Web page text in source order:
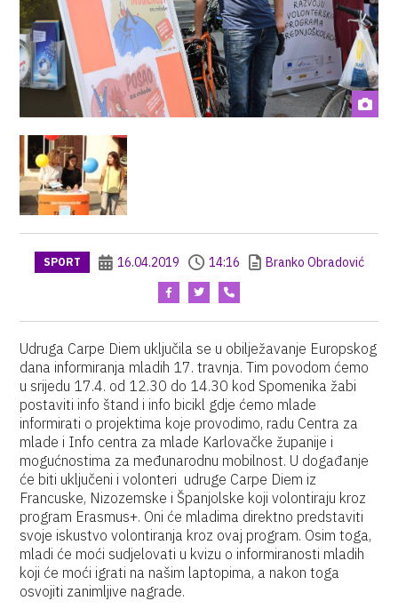
SPORT 16.04.2019 14:16 Branko Obradović
Udruga Carpe Diem uključila se u obilježavanje Europskog
dana informiranja mladih 17. travnja. Tim povodom ćemo
u srijedu 17.4. od 12.30 do 14.30 kod Spomenika žabi
postaviti info štand i info bicikl gdje ćemo mlade
informirati o projektima koje provodimo, radu Centra za
mlade i Info centra za mlade Karlovačke županije i
mogućnostima za međunarodnu mobilnost. U događanje
će biti uključeni i volonteri udruge Carpe Diem iz
Francuske, Nizozemske i Španjolske koji volontiraju kroz
program Erasmus+. Oni će mladima direktno predstaviti
svoje iskustvo volontiranja kroz ovaj program. Osim toga,
mladi će moći sudjelovati u kvizu o informiranosti mladih
koji će moći igrati na našim laptopima, a nakon toga
osvojiti zanimljive nagrade.